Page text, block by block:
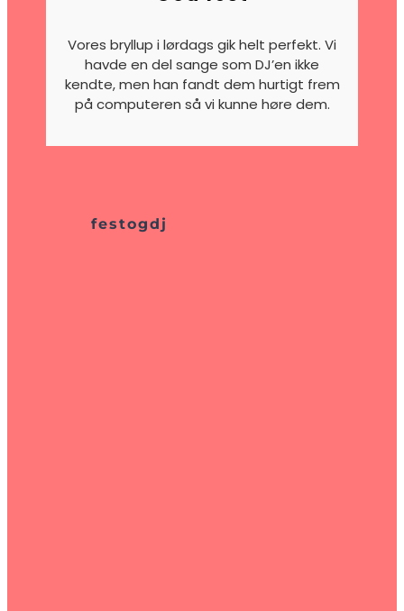
Vores bryllup i lørdags gik helt perfekt. Vi
havde en del sange som DJ’en ikke
kendte, men han fandt dem hurtigt frem
på computeren så vi kunne høre dem.
festogdj